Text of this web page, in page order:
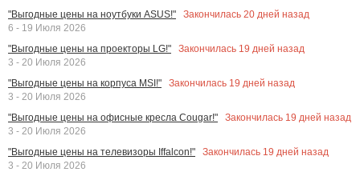
"Выгодные цены на ноутбуки ASUS!" Закончилась 20 дней назад
6 - 19 Июля 2026
"Выгодные цены на проекторы LG!"
Закончилась 19 дней назад
3 - 20 Июля 2026
"Выгодные цены на корпуса MSI!"
Закончилась 19 дней назад
3 - 20 Июля 2026
"Выгодные цены на офисные кресла Cougar!"
Закончилась 19 дней назад
3 - 20 Июля 2026
"Выгодные цены на телевизоры Iffalcon!"
Закончилась 19 дней назад
3 - 20 Июля 2026